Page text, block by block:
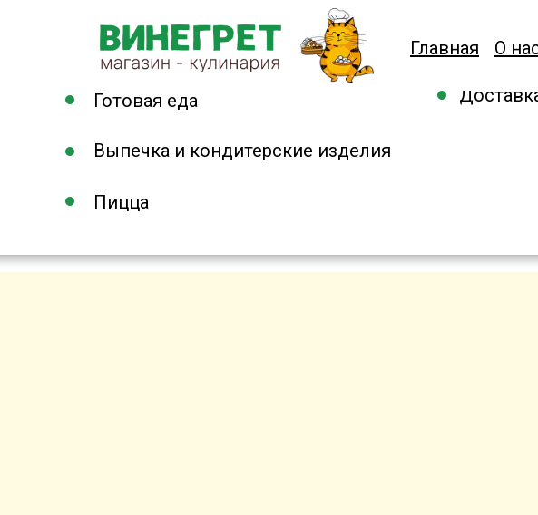
Главная О
Замороженные полуфабрикаты
Готовая еда
Выпечка и кондитерские изделия
Пицца
Торты